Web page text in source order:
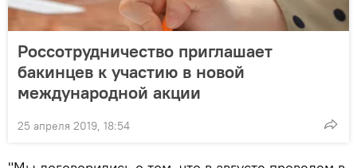
Россотрудничество приглашает
бакинцев к участию в новой
международной акции
25 апреля 2019, 18:54